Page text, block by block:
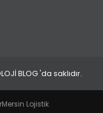
BLOG 'da saklıdır.
Mersin Lojistik